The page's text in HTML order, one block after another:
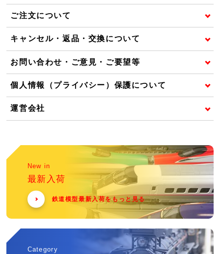
ご注文について
キャンセル・返品・交換について
お問い合わせ・ご意見・ご要望等
個人情報（プライバシー）保護について
運営会社
New in
最新入荷
鉄道模型最新入荷をもっと見る
Category